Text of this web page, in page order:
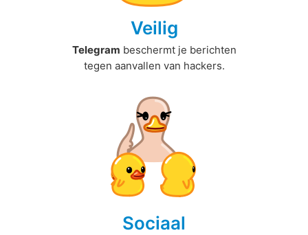
Veilig
Telegram beschermt je berichten
tegen aanvallen van hackers.
Sociaal